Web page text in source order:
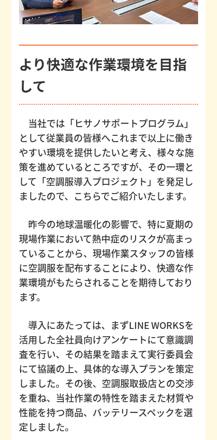
社
イ
ン
ビ
ュ
ー
仕
事
紹
介
ャ
リ
ア
プ
ラ
福
利
生
ト
より快適な作業環境を目指
して
当社では「ヒサノサポートプログラム」
として従業員の皆様へこれまで以上に働き
やすい環境を提供したいと考え、様々な施
策を進めているところですが、その一環と
して「空調服導入プロジェクト」を発足し
ましたので、こちらでご紹介いたします。
昨今の地球温暖化の影響で、特に夏期の
現場作業において熱中症のリスクが高まっ
ていることから、現場作業スタッフの皆様
に空調服を配布することにより、快適な作
業環境がもたらされることを期待しており
ます。
導入にあたっては、まずLINE WORKSを
活用した全社員向けアンケートにて意識調
査を行い、その結果を踏まえて実行委員会
にて協議の上、具体的な導入プランを策定
しました。その後、空調服取扱店との交渉
を重ね、当社作業の特性を踏まえた材質や
性能を持つ商品、バッテリースペックを選
定しました。